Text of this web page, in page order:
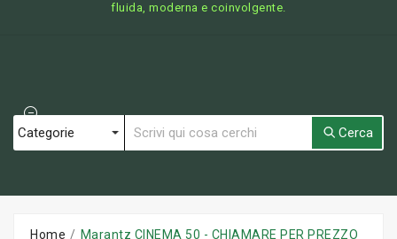
fluida, moderna e coinvolgente.
Cerca
Home Marantz CINEMA 50 - CHIAMARE PER PREZZO